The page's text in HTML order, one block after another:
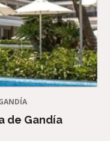
de Gandía